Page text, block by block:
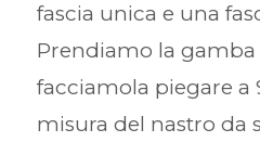
fascia unica e una
Prendiamo la gamba
facciamola piegare a
misura del nastro da